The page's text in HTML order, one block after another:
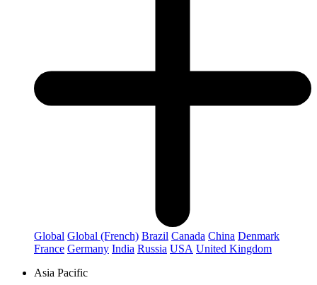
Global Global (French) Brazil Canada China Denmark
France Germany India Russia USA United Kingdom
Asia Pacific